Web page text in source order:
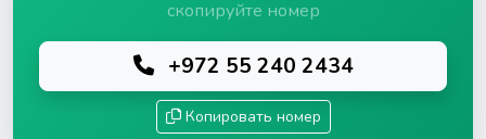
скопируйте номер
+972 55 240 2434
Копировать номер